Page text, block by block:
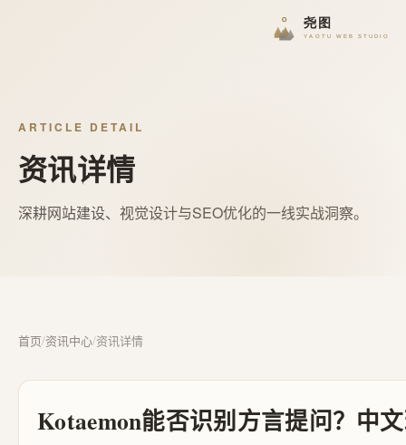
ARTICLE DETAIL
资讯详情
深耕网站建设、视觉设计与SEO优化的一线实战洞察。
首页/资讯中心/资讯详情
Kotaemon能否识别方言提问？中